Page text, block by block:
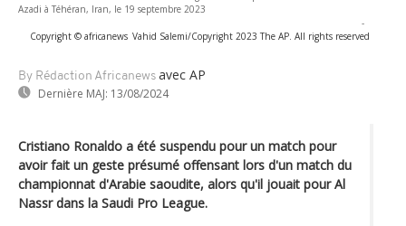
Azadi à Téhéran, Iran, le 19 septembre 2023
-
Copyright © africanews Vahid Salemi/Copyright 2023 The AP. All rights reserved
By Rédaction Africanews avec AP
Dernière MAJ: 13/08/2024
Cristiano Ronaldo a été suspendu pour un match pour
avoir fait un geste présumé offensant lors d'un match du
championnat d'Arabie saoudite, alors qu'il jouait pour Al
Nassr dans la Saudi Pro League.